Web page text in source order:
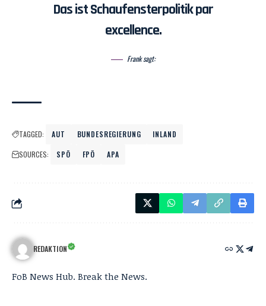
Das ist Schaufensterpolitik par
excellence.
Frank sagt:
TAGGED: AUT BUNDESREGIERUNG
INLAND
SOURCES:
SPÖ FPÖ APA
REDAKTION
FoB News Hub. Break the News.